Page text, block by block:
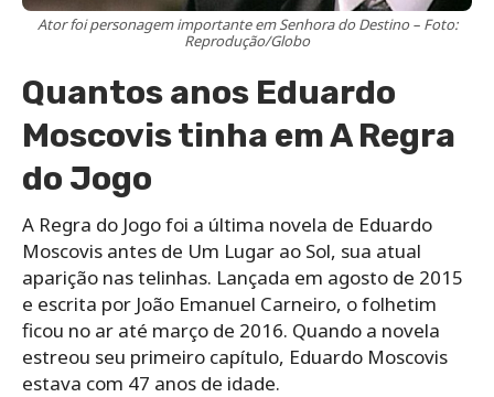
Ator foi personagem importante em Senhora do Destino – Foto:
Reprodução/Globo
Quantos anos Eduardo
Moscovis tinha em A Regra
do Jogo
A Regra do Jogo foi a última novela de Eduardo
Moscovis antes de Um Lugar ao Sol, sua atual
aparição nas telinhas. Lançada em agosto de 2015
e escrita por João Emanuel Carneiro, o folhetim
ficou no ar até março de 2016. Quando a novela
estreou seu primeiro capítulo, Eduardo Moscovis
estava com 47 anos de idade.